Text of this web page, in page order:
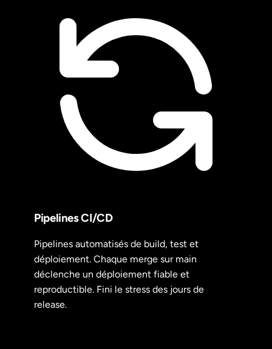
Pipelines CI/CD
Pipelines automatisés de build, test et
déploiement. Chaque merge sur main
déclenche un déploiement fiable et
reproductible. Fini le stress des jours de
release.